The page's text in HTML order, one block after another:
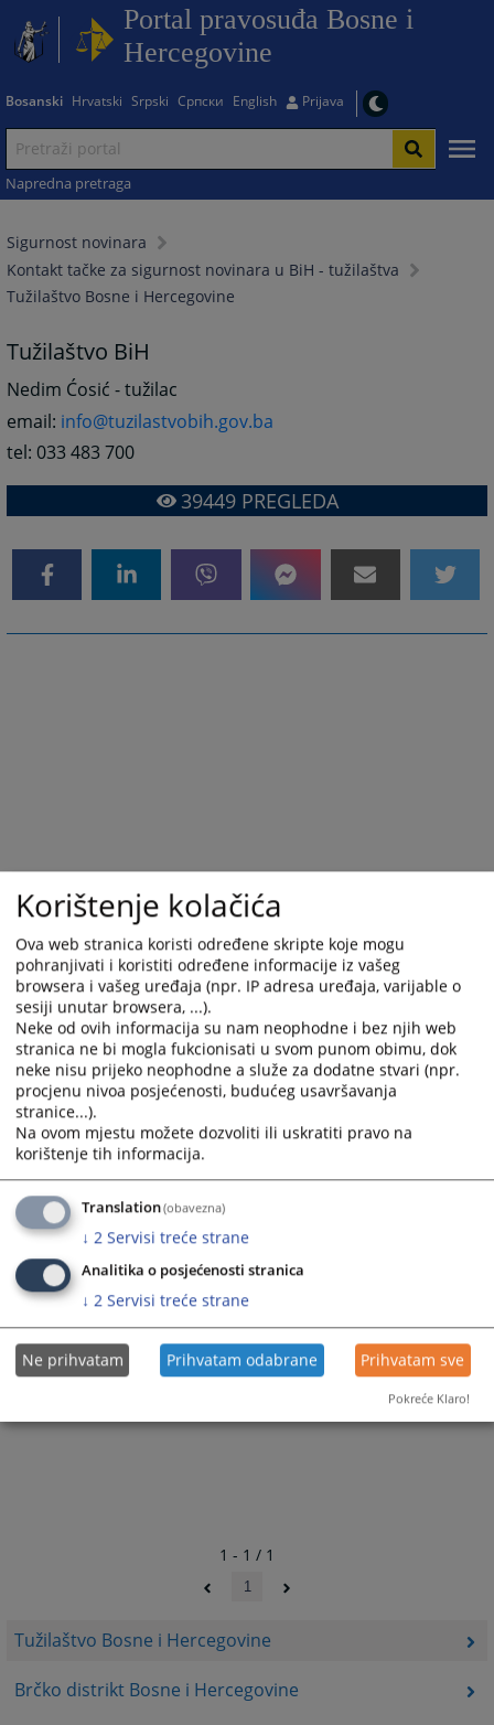
Portal pravosuđa Bosne i
Hercegovine
Bosanski Hrvatski Srpski Српски English Prijava
Napredna pretraga
Sigurnost novinara
Kontakt tačke za sigurnost novinara u BiH - tužilaštva
Tužilaštvo Bosne i Hercegovine
Tužilaštvo Bosne i Hercegovine
Brčko distrikt Bosne i Hercegovine
Tužilaštvo BiH
Nedim Ćosić - tužilac
email: info@tuzilastvobih.gov.ba
tel: 033 483 700
39449PREGLEDA
1 - 1 / 1
1
Korištenje kolačića
Ova web stranica koristi određene skripte koje mogu
pohranjivati i koristiti određene informacije iz vašeg
browsera i vašeg uređaja (npr. IP adresa uređaja, varijable o
sesiji unutar browsera, ...).
Neke od ovih informacija su nam neophodne i bez njih web
stranica ne bi mogla fukcionisati u svom punom obimu, dok
neke nisu prijeko neophodne a služe za dodatne stvari (npr.
procjenu nivoa posjećenosti, budućeg usavršavanja
stranice...).
Na ovom mjestu možete dozvoliti ili uskratiti pravo na
korištenje tih informacija.
Translation(obavezna)
↓ 2 Servisi treće strane
Analitika o posjećenosti stranica
↓ 2 Servisi treće strane
Ne prihvatam Prihvatam odabrane Prihvatam sve
Pokreće Klaro!